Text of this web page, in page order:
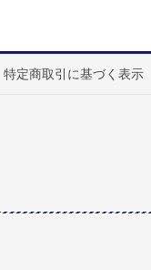
特定商取引に基づく表示